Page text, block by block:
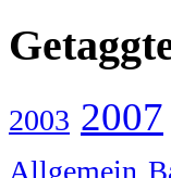
2003 2007
Allgemein